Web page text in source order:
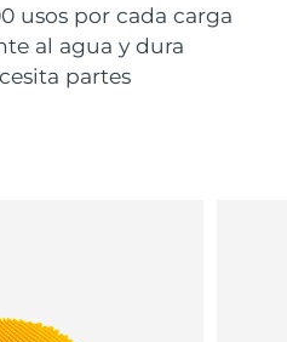
usos por cada carga
al agua y dura
partes